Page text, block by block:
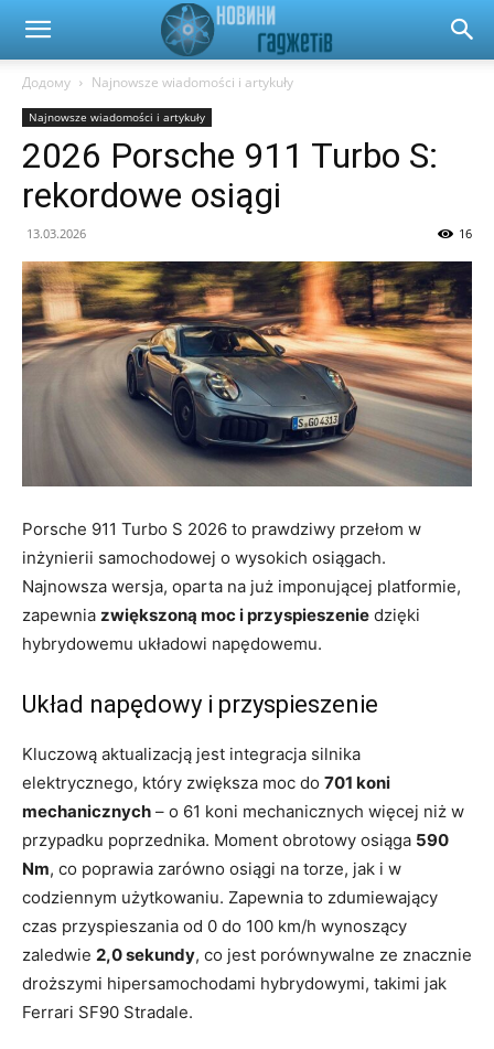
Новини
гаджетів
автомобілів
Додому Najnowsze wiadomości i artykuły
Najnowsze wiadomości i artykuły
2026 Porsche 911 Turbo S:
rekordowe osiągi
13.03.2026 16
Porsche 911 Turbo S 2026 to prawdziwy przełom w
inżynierii samochodowej o wysokich osiągach.
Najnowsza wersja, oparta na już imponującej platformie,
zapewnia zwiększoną moc i przyspieszenie dzięki
hybrydowemu układowi napędowemu.
Układ napędowy i przyspieszenie
Kluczową aktualizacją jest integracja silnika
elektrycznego, który zwiększa moc do 701 koni
mechanicznych – o 61 koni mechanicznych więcej niż w
przypadku poprzednika. Moment obrotowy osiąga 590
Nm, co poprawia zarówno osiągi na torze, jak i w
codziennym użytkowaniu. Zapewnia to zdumiewający
czas przyspieszania od 0 do 100 km/h wynoszący
zaledwie 2,0 sekundy, co jest porównywalne ze znacznie
droższymi hipersamochodami hybrydowymi, takimi jak
Ferrari SF90 Stradale.